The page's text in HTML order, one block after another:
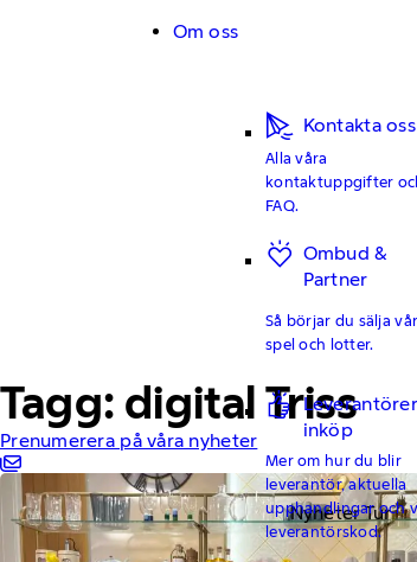
Om oss
Kontakta oss
Alla våra
kontaktuppgifter
FAQ.
Ombud &
Partner
Så börjar du sälja
spel och lotter.
inköp
Mer om hur du blir
leverantör, aktuella
upphandlingar och
leverantörskod.
Tagg: digital Triss
Prenumerera på våra nyheter
Nyheter Tur